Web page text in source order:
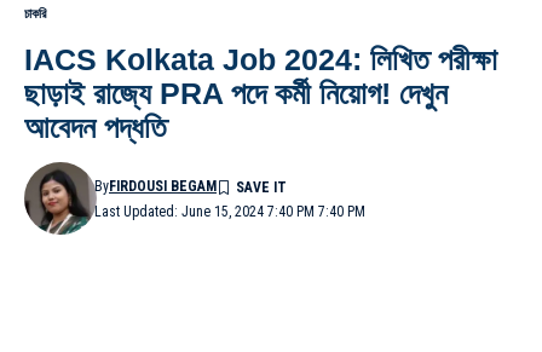
চাকরি
IACS Kolkata Job 2024: লিখিত পরীক্ষা
ছাড়াই রাজ্যে PRA পদে কর্মী নিয়োগ! দেখুন
আবেদন পদ্ধতি
Last Updated: June 15, 2024 7:40 PM 7:40 PM
ByFIRDOUSI BEGAM